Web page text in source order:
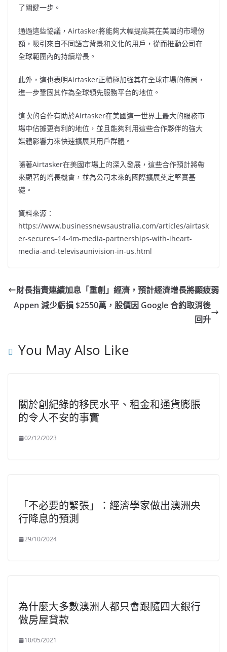
了關鍵一步。
通過這些協議，Airtasker將能夠大幅提高其在美國的市場份
額，吸引來自不同語言背景和文化的用戶，從而推動公司在
全球範圍內的持續增長。
此外，這也表明Airtasker正積極加強其在全球市場的佈局，
進一步鞏固其作為全球領先服務平台的地位。
這次的合作有助於Airtasker在美國這一世界上最大的服務市
場中佔據更有利的地位，並且能夠利用這些合作夥伴的強大
媒體影響力來快速擴展其用戶群體。
隨著Airtasker在美國市場上的深入發展，這些合作預計將帶
來顯著的增長機會，並為公司未來的國際擴展奠定堅實基
礎。
資料來源：
https://www.businessnewsaustralia.com/articles/airtask
er-secures–14-4m-media-partnerships-with-iheart-
media-and-televisaunivision-in-us.html
財長指責連續加息「重創」經濟，預計經濟增長將顯疲弱
Appen 減少虧損 $2550萬，股價因 Google 合約取消後
回升
You May Also Like
關於創紀錄的移民水平、租金和通貨膨脹
的令人不安的事實
02/12/2023
「不必要的緊張」：經濟學家做出澳洲央
行降息的預測
29/10/2024
為什麼大多數澳洲人都只會跟隨四大銀行
做房屋貸款
10/05/2021